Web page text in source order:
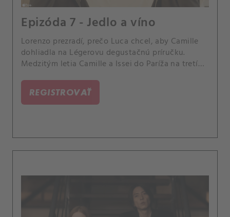
Epizóda 7 - Jedlo a víno
Lorenzo prezradí, prečo Luca chcel, aby Camille
dohliadla na Légerovu degustačnú príručku.
Medzitým letia Camille a Issei do Paríža na tretí
REGISTROVAŤ